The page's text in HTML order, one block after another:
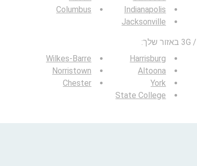
Indianapolis
Jacksonville
Columbus
Harrisburg
Altoona
York
State College
Wilkes-Barre
Norristown
Chester